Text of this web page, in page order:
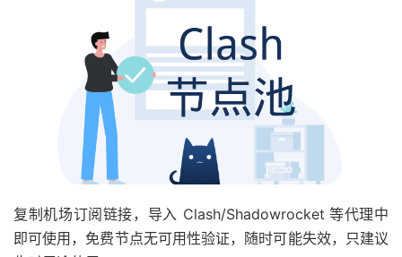
复制机场订阅链接，导入 Clash/Shadowrocket 等代理中
即可使用，免费节点无可用性验证，随时可能失效，只建议